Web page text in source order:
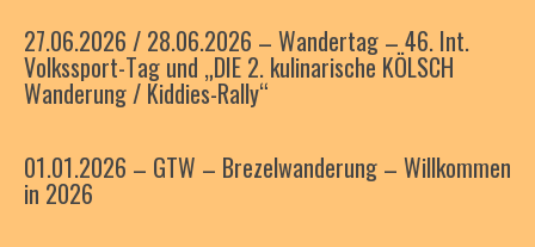
27.06.2026 / 28.06.2026 – Wandertag – 46. Int.
Volkssport-Tag und „DIE 2. kulinarische KÖLSCH
Wanderung / Kiddies-Rally“
01.01.2026 – GTW – Brezelwanderung – Willkommen
in 2026